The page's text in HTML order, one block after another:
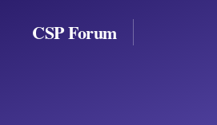
CSP Forum